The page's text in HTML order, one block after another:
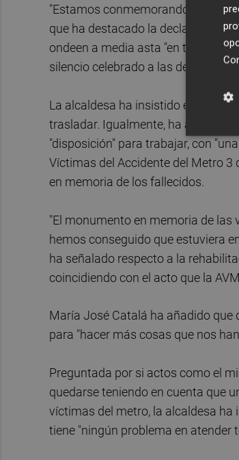
"Estamos conmemorando esos
que ha destacado la declaración
ondeen a media asta "en todas
silencio celebrado a las
La alcaldesa ha insistido en el
trasladar. Igualmente, ha
"disposición" para trabajar, con
Víctimas del Accidente del Metro
en memoria de los fallecidos.
"El monumento en memoria de
hemos conseguido que estuviera
ha señalado respecto a la
coincidiendo con el acto que la
María José Catalá ha añadido que
para "hacer más cosas que nos
Preguntada por si actos como el
quedarse teniendo en cuenta que
víctimas del metro, la alcaldesa
tiene "ningún problema en atender